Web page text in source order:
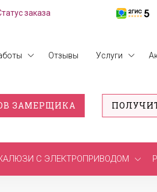
заказа
Отзывы Услуги
ЗАМЕРЩИКА
С ЭЛЕКТРОПРИВОДОМ